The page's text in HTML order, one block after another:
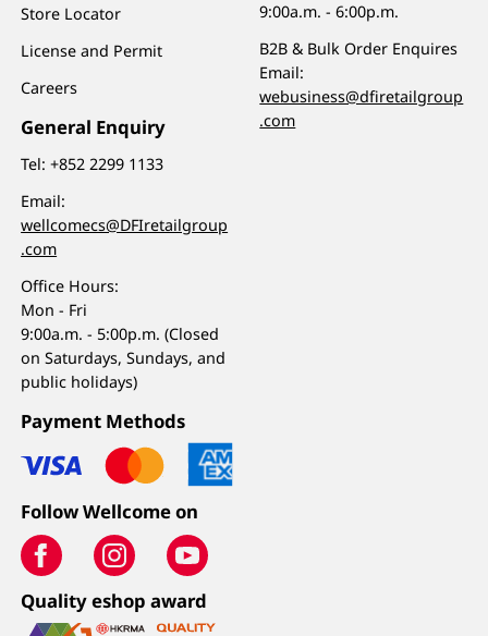
Store Locator
License and Permit
Careers
General Enquiry
Tel:+852 2299 1133
Email:
wellcomecs@DFIretailgroup
.com
Office Hours:
Mon - Fri
9:00a.m. - 5:00p.m. (Closed
on Saturdays, Sundays, and
public holidays)
9:00a.m. - 6:00p.m.
B2B & Bulk Order Enquires
Email:
webusiness@dfiretailgroup
.com
Payment Methods
Follow Wellcome on
Quality eshop award